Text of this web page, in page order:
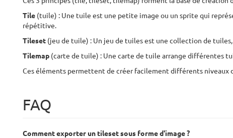
Tile (tuile) : Une tuile est une petite image ou un sprite qui
répétitive.
Tileset (jeu de tuile) : Un jeu de tuiles est une collection de
Tilemap (carte de tuile) : Une carte de tuile arrange différentes
Ces éléments permettent de créer facilement différents niveaux
FAQ
Comment exporter un tileset sous forme d'image ?